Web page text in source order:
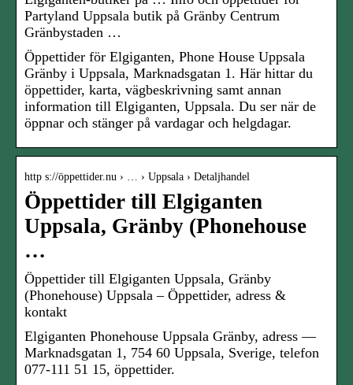
Partyland Uppsala butik på Gränby Centrum
Gränbystaden …
Öppettider för Elgiganten, Phone House Uppsala
Gränby i Uppsala, Marknadsgatan 1. Här hittar du
öppettider, karta, vägbeskrivning samt annan
information till Elgiganten, Uppsala. Du ser när de
öppnar och stänger på vardagar och helgdagar.
http s://öppettider.nu › … › Uppsala › Detaljhandel
Öppettider till Elgiganten
Uppsala, Gränby (Phonehouse
…
Öppettider till Elgiganten Uppsala, Gränby
(Phonehouse) Uppsala – Öppettider, adress &
kontakt
Elgiganten Phonehouse Uppsala Gränby, adress —
Marknadsgatan 1, 754 60 Uppsala, Sverige, telefon
077-111 51 15, öppettider.